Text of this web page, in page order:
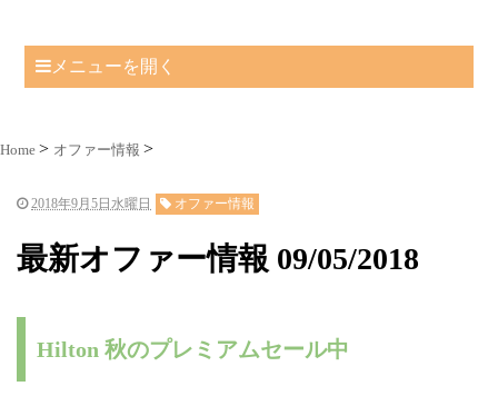
メニューを開く
Home オファー情報
2018年9月5日水曜日 オファー情報
最新オファー情報 09/05/2018
Hilton 秋のプレミアムセール中